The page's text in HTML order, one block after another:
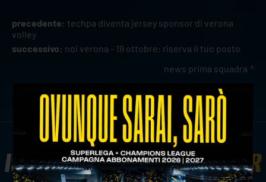
precedente: techpa diventa jersey sponsor di verona
volley
successivo: noi verona - 19 ottobre: riserva il tuo posto
news prima squadra
ISCRIVITI ALLANEWSLETTER